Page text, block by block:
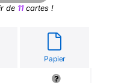
de 11cartes !
Papier